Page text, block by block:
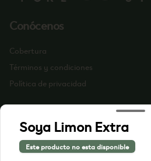
Conócenos
Cobertura
Términos y condiciones
Política de privacidad
Redes sociales
Instagram
Facebook
Soya Limon Extra
Este producto no esta disponible